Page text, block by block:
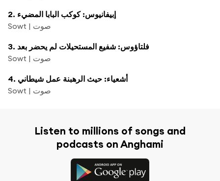
2. إبيفانيوس: كوكب البابا المضيء
Sowt | صوت
3. فلتاؤوس: شفيع المستحيلات لم يحضر بعد
Sowt | صوت
4. أشعياء: حيث الرهبنة عمل شيطاني
Sowt | صوت
Listen to millions of songs and
podcasts on Anghami